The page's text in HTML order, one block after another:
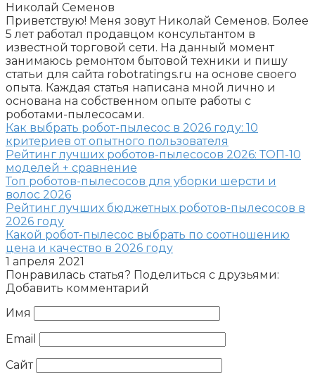
Николай Семенов
Приветствую! Меня зовут Николай Семенов. Более
5 лет работал продавцом консультантом в
известной торговой сети. На данный момент
занимаюсь ремонтом бытовой техники и пишу
статьи для сайта robotratings.ru на основе своего
опыта. Каждая статья написана мной лично и
основана на собственном опыте работы с
роботами-пылесосами.
Как выбрать робот-пылесос в 2026 году: 10
критериев от опытного пользователя
Рейтинг лучших роботов-пылесосов 2026: ТОП-10
моделей + сравнение
Топ роботов-пылесосов для уборки шерсти и
волос 2026
Рейтинг лучших бюджетных роботов-пылесосов в
2026 году
Какой робот-пылесос выбрать по соотношению
цена и качество в 2026 году
1 апреля 2021
Понравилась статья? Поделиться с друзьями:
Добавить комментарий
Имя
Email
Сайт